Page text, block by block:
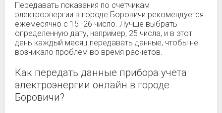
Передавать показания по счетчикам
электроэнергии в городе Боровичи рекомендуется
ежемесячно с 15 -26 число. Лучше выбрать
определенную дату, например, 25 числа, и в этот
день каждый месяц передавать данные, чтобы не
возникало проблем во время расчетов.
Как передать данные прибора учета
электроэнергии онлайн в городе
Боровичи?